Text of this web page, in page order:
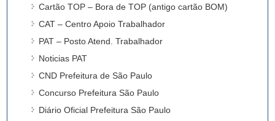
Cartão TOP – Bora de TOP (antigo cartão BOM)
CAT – Centro Apoio Trabalhador
PAT – Posto Atend. Trabalhador
Noticias PAT
CND Prefeitura de São Paulo
Concurso Prefeitura São Paulo
Diário Oficial Prefeitura São Paulo